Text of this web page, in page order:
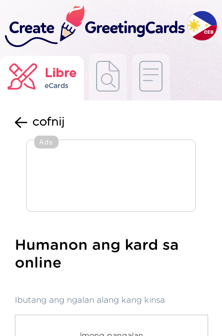
Libre
eCards
cofnij
Ads
Humanon ang kard sa
online
Ibutang ang ngalan alang kang kinsa